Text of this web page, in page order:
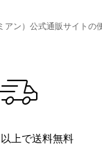
アン）公式通販サイトの
上で送料無料